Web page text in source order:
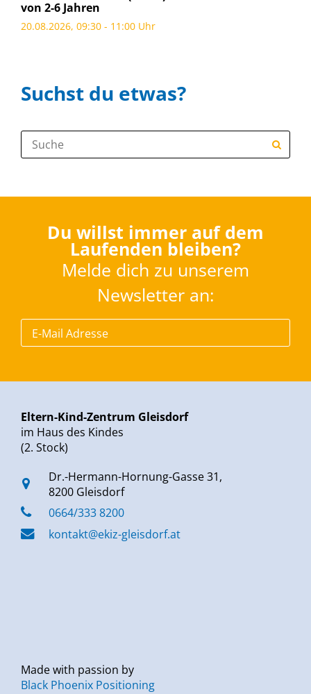
von 2-6 Jahren
20.08.2026, 09:30 - 11:00 Uhr
Suchst du etwas?
Suche:
Du willst immer auf dem
Laufenden bleiben?
Melde dich zu unserem
Newsletter an:
Eltern-Kind-Zentrum Gleisdorf
im Haus des Kindes
(2. Stock)
Dr.-Hermann-Hornung-Gasse 31,
8200 Gleisdorf
0664/333 8200
kontakt@ekiz-gleisdorf.at
Made with passion by
Black Phoenix Positioning